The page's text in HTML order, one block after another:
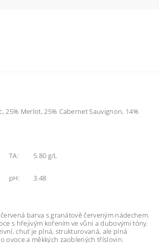
25% Merlot, 25% Cabernet Sauvignon, 14%
TA: 5.80 g/L
pH: 3.48
barva s granátově červeným nádechem.
s hřejivým kořením ve vůni a dubovými tóny.
chuť je plná, strukturovaná, ale plná
ovoce a měkkých zaoblených tříslovin.